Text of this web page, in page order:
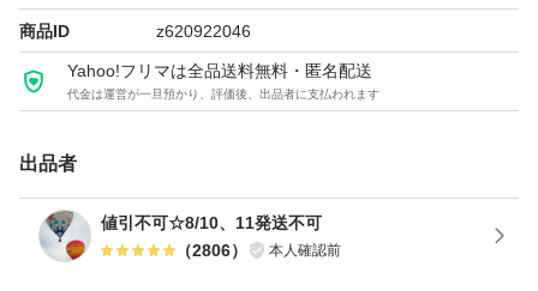
※正規品に関する質問について
出品商品は全て正規品になります。少しでも気にされる方
はご購入をお控えください。
無印良品 発酵導入美容液 大容量 100ml
商品ID z620922046
Yahoo!フリマは全品送料無料・匿名配送
代金は運営が一旦預かり、評価後、出品者に支払われます
出品者
値引不可☆8/10、11発送不可
（2806） 本人確認前